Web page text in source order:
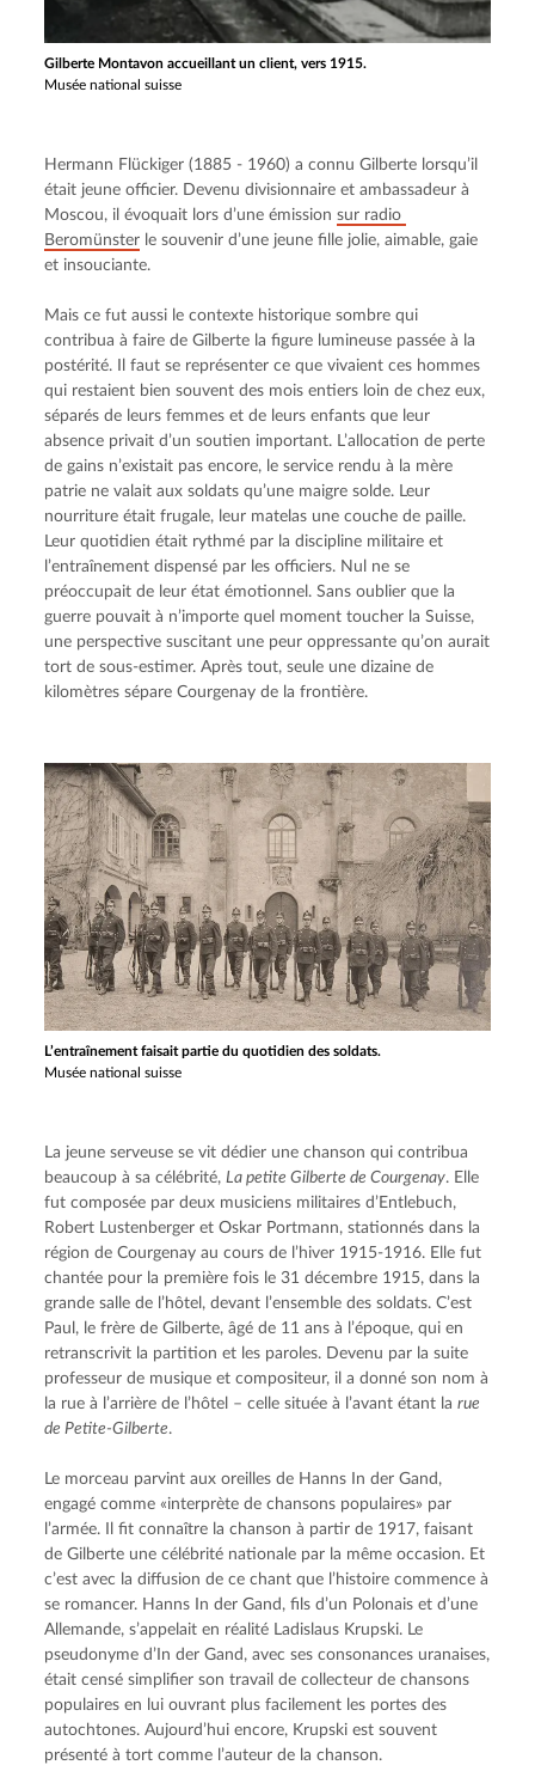
Gilberte Montavon accueillant un client, vers 1915.
Musée national suisse
Hermann Flückiger (1885 - 1960) a connu Gilberte lorsqu’il
était jeune officier. Devenu divisionnaire et ambassadeur à
Moscou, il évoquait lors d’une émission sur radio
Beromünster le souvenir d’une jeune fille jolie, aimable, gaie
et insouciante.
Mais ce fut aussi le contexte historique sombre qui
contribua à faire de Gilberte la figure lumineuse passée à la
postérité. Il faut se représenter ce que vivaient ces hommes
qui restaient bien souvent des mois entiers loin de chez eux,
séparés de leurs femmes et de leurs enfants que leur
absence privait d’un soutien important. L’allocation de perte
de gains n’existait pas encore, le service rendu à la mère
patrie ne valait aux soldats qu’une maigre solde. Leur
nourriture était frugale, leur matelas une couche de paille.
Leur quotidien était rythmé par la discipline militaire et
l’entraînement dispensé par les officiers. Nul ne se
préoccupait de leur état émotionnel. Sans oublier que la
guerre pouvait à n’importe quel moment toucher la Suisse,
une perspective suscitant une peur oppressante qu’on aurait
tort de sous-estimer. Après tout, seule une dizaine de
kilomètres sépare Courgenay de la frontière.
L’entraînement faisait partie du quotidien des soldats.
Musée national suisse
La jeune serveuse se vit dédier une chanson qui contribua
beaucoup à sa célébrité, La petite Gilberte de Courgenay. Elle
fut composée par deux musiciens militaires d’Entlebuch,
Robert Lustenberger et Oskar Portmann, stationnés dans la
région de Courgenay au cours de l’hiver 1915-1916. Elle fut
chantée pour la première fois le 31 décembre 1915, dans la
grande salle de l’hôtel, devant l’ensemble des soldats. C’est
Paul, le frère de Gilberte, âgé de 11 ans à l’époque, qui en
retranscrivit la partition et les paroles. Devenu par la suite
professeur de musique et compositeur, il a donné son nom à
la rue à l’arrière de l’hôtel – celle située à l’avant étant la rue
de Petite-Gilberte.
Le morceau parvint aux oreilles de Hanns In der Gand,
engagé comme «interprète de chansons populaires» par
l’armée. Il fit connaître la chanson à partir de 1917, faisant
de Gilberte une célébrité nationale par la même occasion. Et
c’est avec la diffusion de ce chant que l’histoire commence à
se romancer. Hanns In der Gand, fils d’un Polonais et d’une
Allemande, s’appelait en réalité Ladislaus Krupski. Le
pseudonyme d’In der Gand, avec ses consonances uranaises,
était censé simplifier son travail de collecteur de chansons
populaires en lui ouvrant plus facilement les portes des
autochtones. Aujourd’hui encore, Krupski est souvent
présenté à tort comme l’auteur de la chanson.